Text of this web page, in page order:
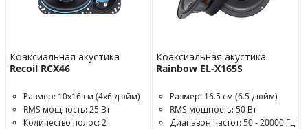
Коаксиальная акустика
Recoil RCX46
Размер: 10x16 см (4x6 дюйм)
RMS мощность: 25 Вт
Количество полос: 2
Коаксиальная акустика
Rainbow EL-X165S
Размер: 16.5 см (6.5 дюйм)
RMS мощность: 50 Вт
Диапазон частот: 50 - 20000 Гц